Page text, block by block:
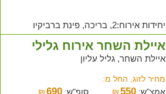
יחידות אירוח:2, בריכה, פינת ברביקיו
איילת השחר אירוח גלילי
איילת השחר, גליל עליון
מחיר לזוג, החל מ:
אמצ"ש:
₪550 סופ"ש: ₪ 690